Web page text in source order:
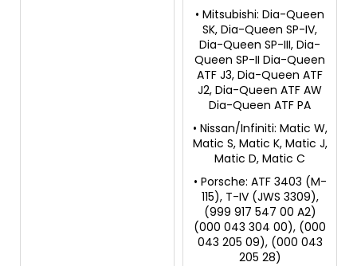
• Mitsubishi: Dia-Queen
SK, Dia-Queen SP-IV,
Dia-Queen SP-III, Dia-
Queen SP-II Dia-Queen
ATF J3, Dia-Queen ATF
J2, Dia-Queen ATF AW
Dia-Queen ATF PA
• Nissan/Infiniti: Matic W,
Matic S, Matic K, Matic J,
Matic D, Matic C
• Porsche: ATF 3403 (M-
115), T-IV (JWS 3309),
(999 917 547 00 A2)
(000 043 304 00), (000
043 205 09), (000 043
205 28)